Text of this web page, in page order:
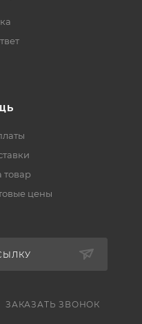
товар
цены
ЗАКАЗАТЬ ЗВОНОК